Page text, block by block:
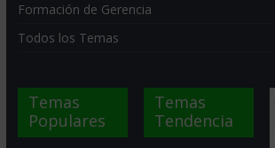
Formación de Gerencia
Todos los Temas
Temas
Populares
Temas
Tendencia